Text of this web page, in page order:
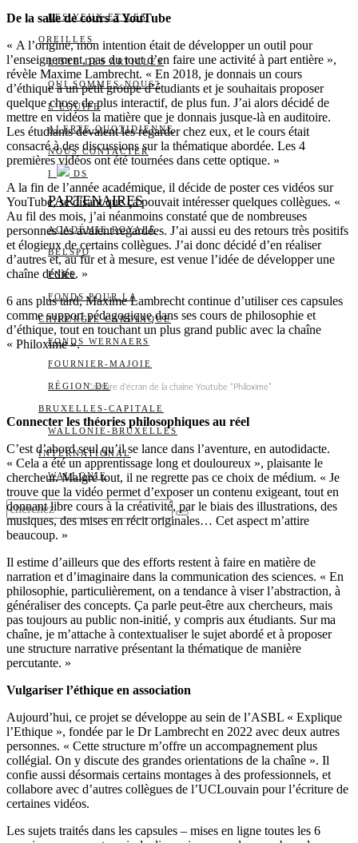
LES YEUX ET LES
OREILLES
LISTE DES ARTICLES
QUI SOMMES-NOUS?
L’ÉQUIPE
ALERTE QUOTIDIENNE
NOUS CONTACTER
I DS
PARTENAIRES
ACADÉMIE ROYALE
BELSPO
FNRS
FONDS POUR LA
CHIRURGIE CARDIAQUE
FONDS WERNAERS
FOURNIER-MAJOIE
RÉGION DE
BRUXELLES-CAPITALE
WALLONIE-BRUXELLES
INTERNATIONAL
WALLONIE
De la salle de cours à YouTube
« A l’origine, mon intention était de développer un outil pour
l’enseignement, pas du tout d’en faire une activité à part entière »,
révèle Maxime Lambrecht. « En 2018, je donnais un cours
d’éthique à un petit groupe d’étudiants et je souhaitais proposer
quelque chose de plus interactif, de plus fun. J’ai alors décidé de
mettre en vidéos la matière que je donnais jusque-là en auditoire.
Les étudiants devaient les regarder chez eux, et le cours était
consacré à des discussions sur la thématique abordée. Les 4
premières vidéos ont été tournées dans cette optique. »
A la fin de l’année académique, il décide de poster ces vidéos sur
YouTube, se disant que ça pouvait intéresser quelques collègues. «
Au fil des mois, j’ai néanmoins constaté que de nombreuses
personnes les avaient regardées. J’ai aussi eu des retours très positifs
et élogieux de certains collègues. J’ai donc décidé d’en réaliser
d’autres et, au fur et à mesure, est venue l’idée de développer une
chaîne dédiée. »
6 ans plus tard, Maxime Lambrecht continue d’utiliser ces capsules
comme support pédagogique dans ses cours de philosophie et
d’éthique, tout en touchant un plus grand public avec la chaîne
« Philoxime ».
Capture d’écran de la chaîne Youtube “Philoxime”
Connecter les théories philosophiques au réel
C’est d’abord seul qu’il se lance dans l’aventure, en autodidacte.
« Cela a été un apprentissage long et douloureux », plaisante le
chercheur. Malgré tout, il ne regrette pas ce choix de médium. « Je
trouve que la vidéo permet d’exposer un contenu exigeant, tout en
donnant libre cours à la créativité, par le biais des illustrations, des
musiques, des mises en récit originales… Cet aspect m’attire
beaucoup. »
Il estime d’ailleurs que des efforts restent à faire en matière de
narration et d’imaginaire dans la communication des sciences. « En
philosophie, particulièrement, on a tendance à viser l’abstraction, à
généraliser des concepts. Ça parle peut-être aux chercheurs, mais
pas toujours au public non-initié, y compris aux étudiants. Sur ma
chaîne, je m’attache à contextualiser le sujet abordé et à proposer
une structure narrative présentant la thématique de manière
percutante. »
Vulgariser l’éthique en association
Aujourd’hui, ce projet se développe au sein de l’ASBL « Explique
l’Ethique », fondée par le Dr Lambrecht en 2022 avec deux autres
personnes. « Cette structure m’offre un accompagnement plus
collégial. On y discute des grandes orientations de la chaîne ». Il
confie aussi désormais certains montages à des professionnels, et
collabore avec d’autres collègues de l’UCLouvain pour l’écriture de
certaines vidéos.
Les sujets traités dans les capsules – mises en ligne toutes les 6